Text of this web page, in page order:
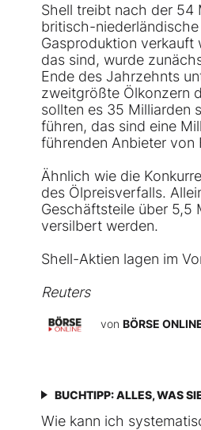
Shell treibt nach der 54
britisch-
Gasproduktion verkauft
das sind, wurde
Ende des Jahrzehnts
zweitgrößte Ölkonzern
sollten es 35 Milliarden
führen, das sind eine
führenden Anbieter von
Ähnlich wie die
des Ölpreisverfalls.
Geschäftsteile über 5,5
versilbert werden.
Shell-Aktien lagen im
Reuters
von BÖRSE
BUCHTIPP: ALLES, WAS
Wie kann ich